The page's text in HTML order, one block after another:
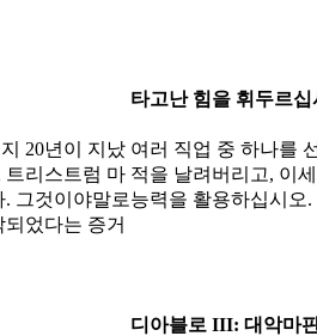
20년이 지났
트리스트럼 마
그것이야말로
었다는 증거
타고난 힘을 휘두르십
여러 직업 중 하나를
적을 날려버리고, 이
능력을 활용하십시오.
디아블로 III: 대악마